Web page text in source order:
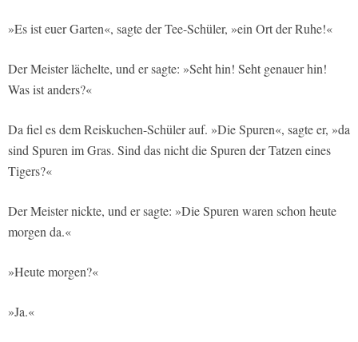
»Es ist euer Garten«, sagte der Tee-Schüler, »ein Ort der Ruhe!«
Der Meister lächelte, und er sagte: »Seht hin! Seht genauer hin!
Was ist anders?«
Da fiel es dem Reiskuchen-Schüler auf. »Die Spuren«, sagte er, »da
sind Spuren im Gras. Sind das nicht die Spuren der Tatzen eines
Tigers?«
Der Meister nickte, und er sagte: »Die Spuren waren schon heute
morgen da.«
»Heute morgen?«
»Ja.«